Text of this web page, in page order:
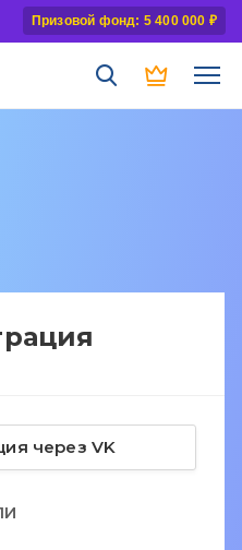
Призовой фонд: 5 400 000 ₽
через VK